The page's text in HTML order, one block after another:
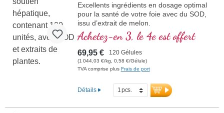
Excellents ingrédients en dosage optimal
pour la santé de votre foie avec du SOD,
issu d’extrait de melon.
Achetez-en 3, le 4e est offert
69,95 € 120 Gélules
(1 044,03 €/kg, 0,58 €/Gélule)
TVA comprise plus Frais de port
Détails